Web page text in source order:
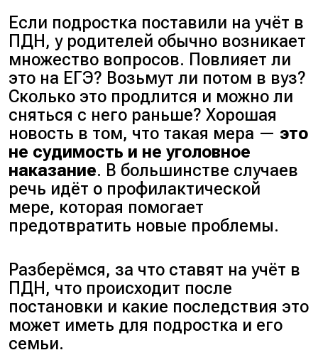
Если подростка поставили на учёт в
ПДН, у родителей обычно возникает
множество вопросов. Повлияет ли
это на ЕГЭ? Возьмут ли потом в вуз?
Сколько это продлится и можно ли
сняться с него раньше? Хорошая
новость в том, что такая мера — это
не судимость и не уголовное
наказание. В большинстве случаев
речь идёт о профилактической
мере, которая помогает
предотвратить новые проблемы.
Разберёмся, за что ставят на учёт в
ПДН, что происходит после
постановки и какие последствия это
может иметь для подростка и его
семьи.